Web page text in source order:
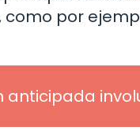
por
anticipada